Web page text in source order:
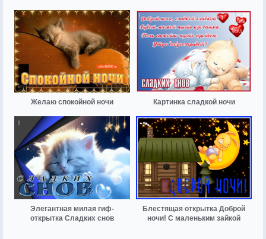
Желаю спокойной ночи Картинка сладкой ночи
Элегантная милая гиф-
открытка Сладких снов
Блестящая открытка Доброй
ночи! С маленьким зайкой